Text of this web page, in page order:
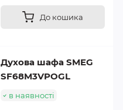
До кошика
Духова шафа SMEG
SF68M3VPOGL
в наявності